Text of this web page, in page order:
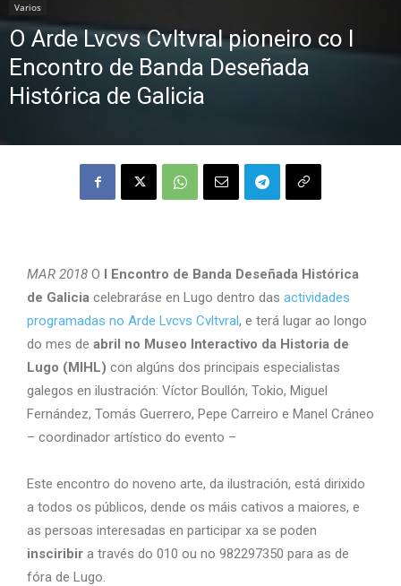
Varios
O Arde Lvcvs Cvltvral pioneiro co I
Encontro de Banda Deseñada
Histórica de Galicia
MAR 2018 O I Encontro de Banda Deseñada Histórica
de Galicia celebraráse en Lugo dentro das actividades
programadas no Arde Lvcvs Cvltvral, e terá lugar ao longo
do mes de abril no Museo Interactivo da Historia de
Lugo (MIHL) con algúns dos principais especialistas
galegos en ilustración: Víctor Boullón, Tokio, Miguel
Fernández, Tomás Guerrero, Pepe Carreiro e Manel Cráneo
– coordinador artístico do evento –
Este encontro do noveno arte, da ilustración, está dirixido
a todos os públicos, dende os máis cativos a maiores, e
as persoas interesadas en participar xa se poden
insciribir a través do 010 ou no 982297350 para as de
fóra de Lugo.